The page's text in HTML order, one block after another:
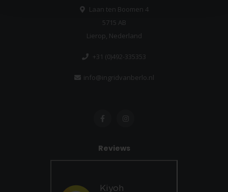
Laan ten Boomen 4
5715 AB
Lierop, Nederland
+31 (0)492-335353
info@ingridvanberlo.nl
Reviews